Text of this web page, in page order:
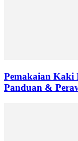
Pemakaian Kaki
Panduan &